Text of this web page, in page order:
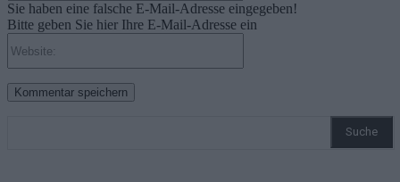
Sie haben eine falsche E-Mail-Adresse eingegeben!
Bitte geben Sie hier Ihre E-Mail-Adresse ein
Suche